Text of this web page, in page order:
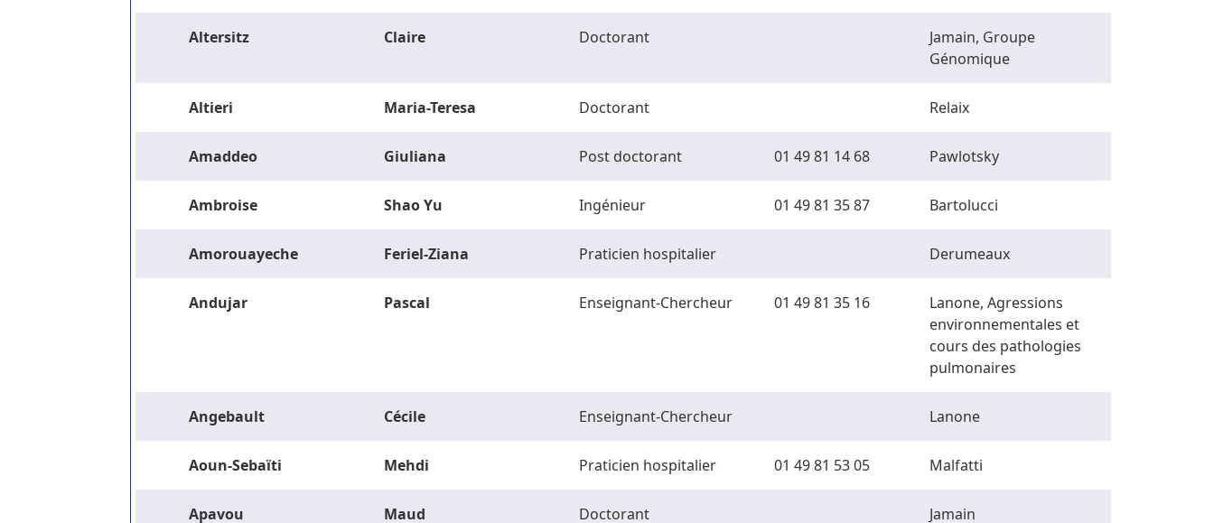
Altersitz Claire Doctorant
Jamain, Groupe
Génomique
Altieri Maria-Teresa Doctorant Relaix
Amaddeo Giuliana Post doctorant 01 49 81 14 68 Pawlotsky
Ambroise Shao Yu Ingénieur 01 49 81 35 87 Bartolucci
Amorouayeche Feriel-Ziana Praticien hospitalier Derumeaux
Andujar Pascal Enseignant-Chercheur 01 49 81 35 16
Lanone, Agressions
environnementales et
cours des pathologies
pulmonaires
Angebault Cécile Enseignant-Chercheur Lanone
Aoun-Sebaïti Mehdi Praticien hospitalier 01 49 81 53 05 Malfatti
Apavou Maud Doctorant Jamain